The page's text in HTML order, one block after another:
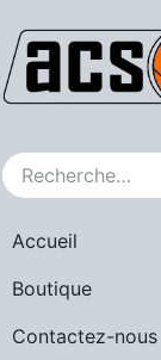
Accueil
Boutique
Contactez-nous